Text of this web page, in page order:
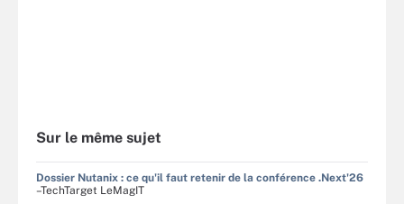
Sur le même sujet
Dossier Nutanix : ce qu'il faut retenir de la conférence .Next'26
–TechTarget LeMagIT